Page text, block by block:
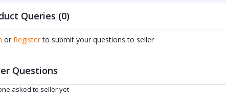
Queries (0)
or Register to submit your questions to seller
Questions
asked to seller yet